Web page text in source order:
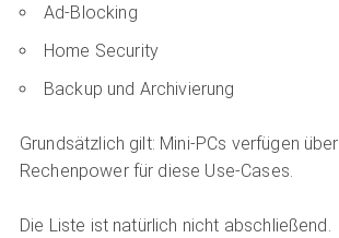
Ad-Blocking
Home Security
Backup und Archivierung
Grundsätzlich gilt: Mini-PCs verfügen
Rechenpower für diese Use-Cases.
Die Liste ist natürlich nicht abschließend.